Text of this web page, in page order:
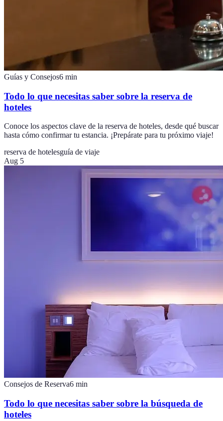
Guías y Consejos6 min
Todo lo que necesitas saber sobre la reserva de
hoteles
Conoce los aspectos clave de la reserva de hoteles, desde qué buscar
hasta cómo confirmar tu estancia. ¡Prepárate para tu próximo viaje!
reserva de hotelesguía de viaje
Aug 5
Consejos de Reserva6 min
Todo lo que necesitas saber sobre la búsqueda de
hoteles